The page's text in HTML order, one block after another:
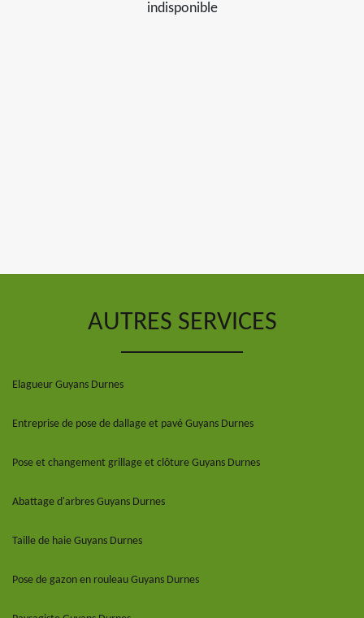
indisponible
AUTRES SERVICES
Elagueur Guyans Durnes
Entreprise de pose de dallage et pavé Guyans Durnes
Pose et changement grillage et clôture Guyans Durnes
Abattage d'arbres Guyans Durnes
Taille de haie Guyans Durnes
Pose de gazon en rouleau Guyans Durnes